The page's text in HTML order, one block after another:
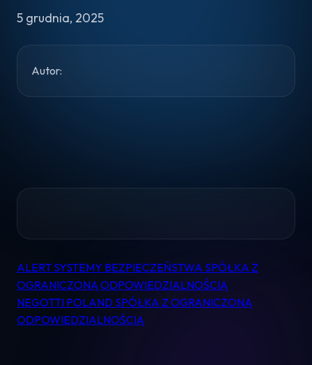
Pomoc
Kontakt
5 grudnia, 2025
Autor:
Nawigacja
wpisu
ALERT SYSTEMY BEZPIECZEŃSTWA SPÓŁKA Z
OGRANICZONĄ ODPOWIEDZIALNOŚCIĄ
NEGOTTI POLAND SPÓŁKA Z OGRANICZONĄ
ODPOWIEDZIALNOŚCIĄ